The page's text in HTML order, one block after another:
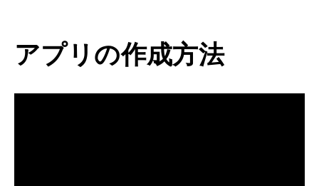
アプリの作成方法